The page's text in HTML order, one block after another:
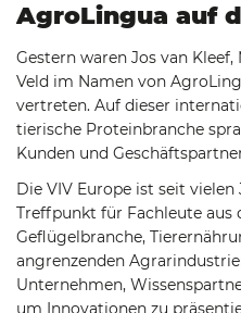
AgroLingua auf
Gestern waren Jos van
Veld im Namen von
vertreten. Auf dieser
tierische Proteinbranche
Kunden und
Die VIV Europe ist seit
Treffpunkt für Fachleute
Geflügelbranche,
angrenzenden
Unternehmen,
um Innovationen zu